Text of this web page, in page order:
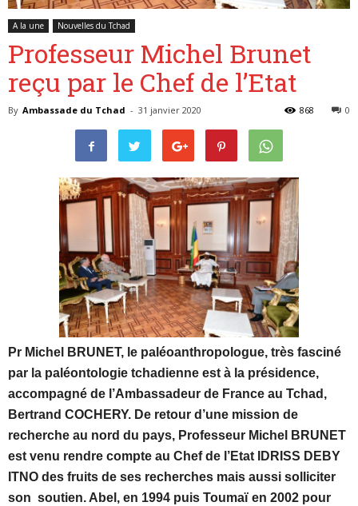
A la une Nouvelles du Tchad
Professeur Michel Brunet
reçu par le Chef de l’Etat
By Ambassade du Tchad - 31 janvier 2020 0
868
Pr Michel BRUNET, le paléoanthropologue, très fasciné
par la paléontologie tchadienne est à la présidence,
accompagné de l’Ambassadeur de France au Tchad,
Bertrand COCHERY. De retour d’une mission de
recherche au nord du pays, Professeur Michel BRUNET
est venu rendre compte au Chef de l’Etat IDRISS DEBY
ITNO des fruits de ses recherches mais aussi solliciter
son soutien. Abel, en 1994 puis Toumaї en 2002 pour